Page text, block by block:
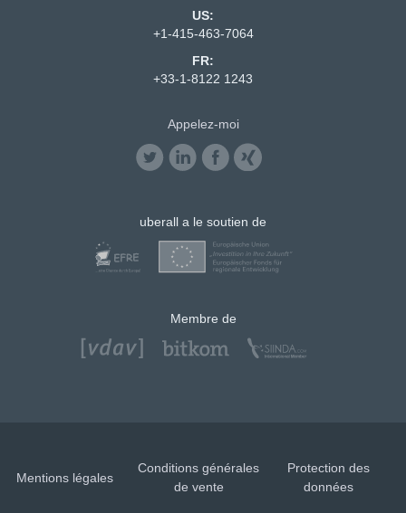
US:
+1-415-463-7064
FR:
+33-1-8122 1243
Appelez-moi
uberall a le soutien de
Membre de
Mentions légales
Conditions générales
de vente
Protection des
données